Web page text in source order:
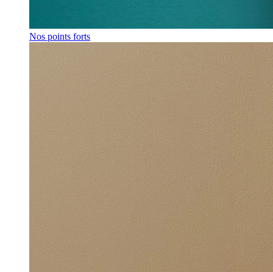
Nos points forts